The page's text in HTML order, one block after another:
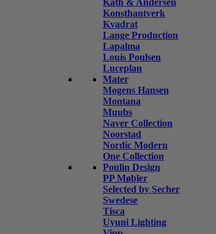
Kath & Andersen
Konsthantverk
Kvadrat
Lange Production
Lapalma
Louis Poulsen
Luceplan
Mater
Mogens Hansen
Montana
Muubs
Naver Collection
Noorstad
Nordic Modern
One Collection
Poulin Design
PP Møbler
Selected by Secher
Swedese
Tisca
Uyuni Lighting